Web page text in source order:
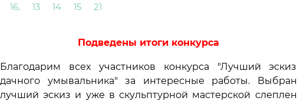
16. 13 14 15 21
Подведены итоги конкурса
Благодарим всех участников конкурса "Лучший эскиз
дачного умывальника" за интересные работы. Выбран
лучший эскиз и уже в скульптурной мастерской слеплен